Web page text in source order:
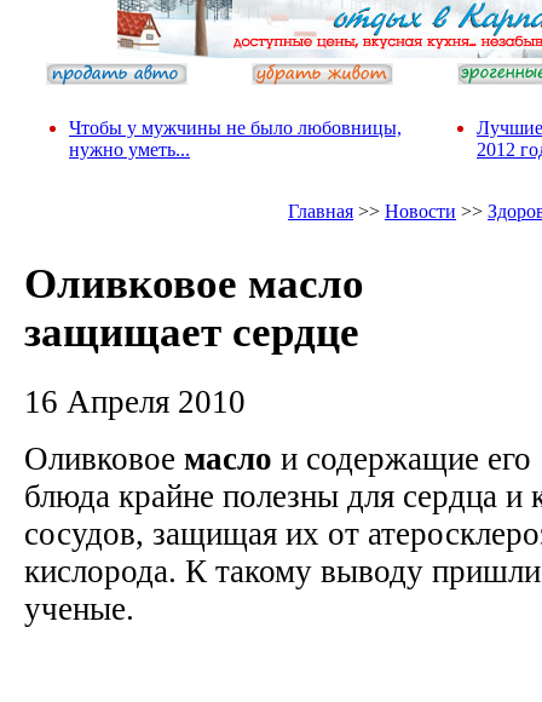
Чтобы у мужчины не было любовницы,
нужно уметь...
Лучшие
2012
Главная >> Новости >>
Оливковое масло
защищает сердце
16 Апреля 2010
Оливковое масло и содержащие его
блюда крайне полезны для сердца и
сосудов, защищая их от
кислорода. К такому выводу
ученые.